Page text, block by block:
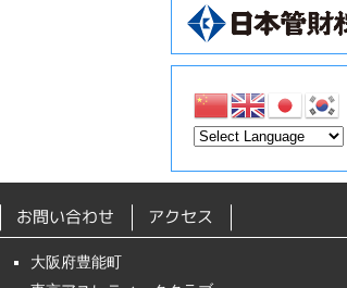
お問い合わせ アクセス
大阪府豊能町